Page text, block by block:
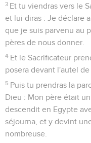
3 Et tu viendras vers le
et lui diras : Je déclare
que je suis parvenu au
pères de nous donner.
4 Et le Sacrificateur
posera devant l'autel
5 Puis tu prendras la
Dieu : Mon père était
descendit en Egypte
séjourna, et y devint
nombreuse.